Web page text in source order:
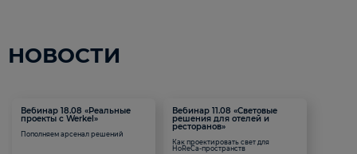
НОВОСТИ
Вебинар 18.08 «Реальные
проекты с Werkel»
Пополняем арсенал решений
Вебинар 11.08 «Световые
решения для отелей и
ресторанов»
Как проектировать свет для
HoReCa-пространств